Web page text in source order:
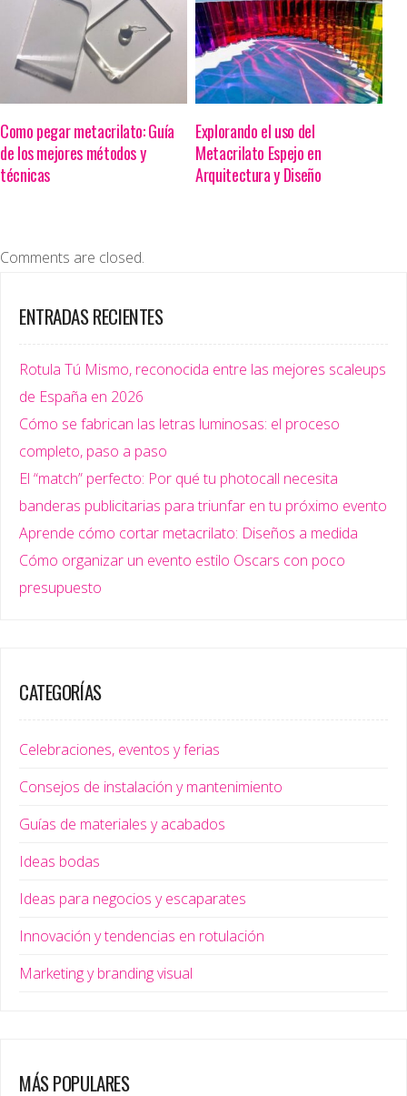
Como pegar metacrilato: Guía
de los mejores métodos y
técnicas
Explorando el uso del
Metacrilato Espejo en
Arquitectura y Diseño
Comments are closed.
ENTRADAS RECIENTES
Rotula Tú Mismo, reconocida entre las mejores scaleups
de España en 2026
Cómo se fabrican las letras luminosas: el proceso
completo, paso a paso
El “match” perfecto: Por qué tu photocall necesita
banderas publicitarias para triunfar en tu próximo evento
Aprende cómo cortar metacrilato: Diseños a medida
Cómo organizar un evento estilo Oscars con poco
presupuesto
CATEGORÍAS
Celebraciones, eventos y ferias
Consejos de instalación y mantenimiento
Guías de materiales y acabados
Ideas bodas
Ideas para negocios y escaparates
Innovación y tendencias en rotulación
Marketing y branding visual
MÁS POPULARES